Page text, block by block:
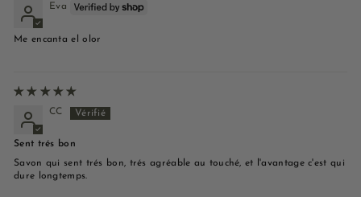
Eva
Me encanta el olor
CC
Sent trés bon
Savon qui sent trés bon, trés agréable au touché, et l'avantage c'est qui
dure longtemps.